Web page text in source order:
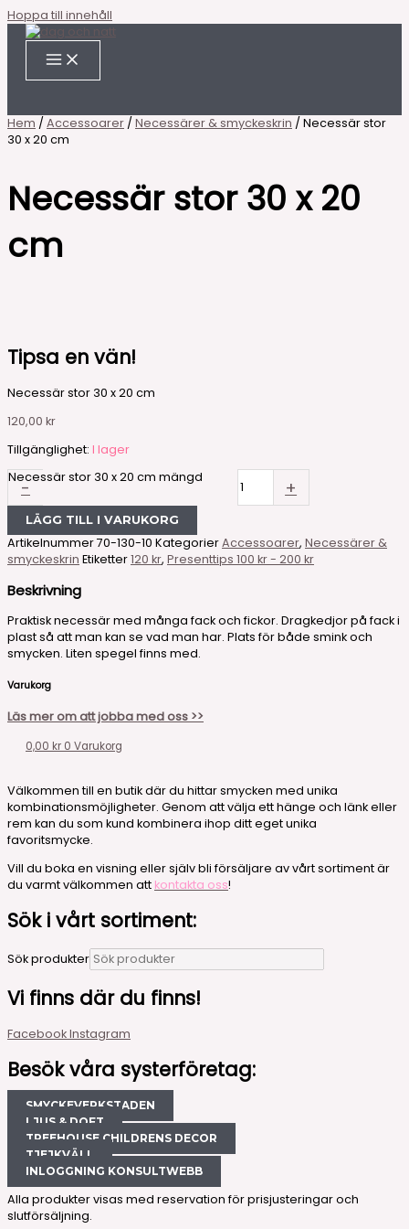
Hoppa till innehåll
Hem / Accessoarer / Necessärer & smyckeskrin / Necessär stor
30 x 20 cm
Necessär stor 30 x 20
cm
Tipsa en vän!
Necessär stor 30 x 20 cm
120,00 kr
Tillgänglighet: I lager
-
Necessär stor 30 x 20 cm mängd +
LÄGG TILL I VARUKORG
Artikelnummer70-130-10 KategorierAccessoarer, Necessärer &
smyckeskrin Etiketter120 kr, Presenttips 100 kr - 200 kr
Beskrivning
Praktisk necessär med många fack och fickor. Dragkedjor på fack i
plast så att man kan se vad man har. Plats för både smink och
smycken. Liten spegel finns med.
Varukorg
Läs mer om att jobba med oss >>
0,00 kr 0 Varukorg
Välkommen till en butik där du hittar smycken med unika
kombinationsmöjligheter. Genom att välja ett hänge och länk eller
rem kan du som kund kombinera ihop ditt eget unika
favoritsmycke.
Vill du boka en visning eller själv bli försäljare av vårt sortiment är
du varmt välkommen att kontakta oss!
Sök i vårt sortiment:
Sök produkter
Vi finns där du finns!
FacebookInstagram
Besök våra systerföretag:
SMYCKEVERKSTADEN
LJUS & DOFT
TREEHOUSE CHILDRENS DECOR
TJEJKVÄLL
INLOGGNING KONSULTWEBB
Alla produkter visas med reservation för prisjusteringar och
slutförsäljning.